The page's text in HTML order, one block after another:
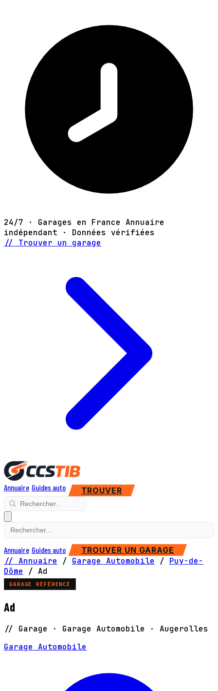
24/7 · Garages en France Annuaire
indépendant · Données vérifiées
// Trouver un garage
Annuaire Guides auto TROUVER
Annuaire Guides auto TROUVER UN GARAGE
// Annuaire / Garage Automobile / Puy-de-
Dôme
/ Ad
GARAGE RÉFÉRENCÉ
Ad
// Garage · Garage Automobile · Augerolles
Garage Automobile